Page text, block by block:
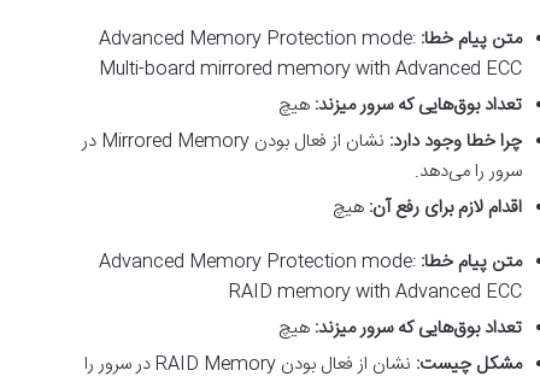
متن پیام خطا:
Advanced Memory Protection mode:
Multi-board mirrored memory with Advanced ECC
تعداد بوق‌هایی که سرور میزند: هیچ
چرا خطا وجود دارد:
نشان از فعال بودن Mirrored Memory در
سرور را می‌دهد.
اقدام لازم برای رفع آن: هیچ
متن پیام خطا:
Advanced Memory Protection mode:
RAID memory with Advanced ECC
تعداد بوق‌هایی که سرور میزند: هیچ
مشکل چیست:
نشان از فعال بودن RAID Memory در سرور را